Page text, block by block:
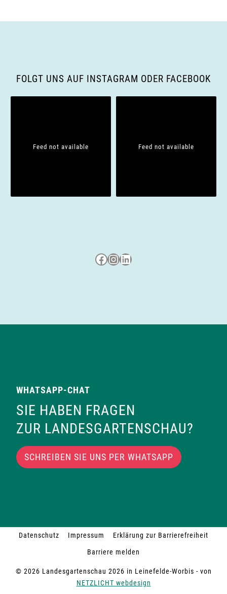
a
FOLGT UNS AUF INSTAGRAM ODER FACEBOOK
Feed not available Feed not available
Besuche uns auf Facebook
Besuche uns auf Instagram
LinkedIn
WHATSAPP-CHAT
SIE HABEN FRAGEN
ZUR LANDESGARTENSCHAU?
SCHREIBEN SIE UNS PER WHATSAPP
© 2026 Landesgartenschau 2026 in Leinefelde-Worbis - von
NETZLICHT webdesign
Datenschutz Impressum
Erklärung zur Barrierefreiheit
Barriere melden